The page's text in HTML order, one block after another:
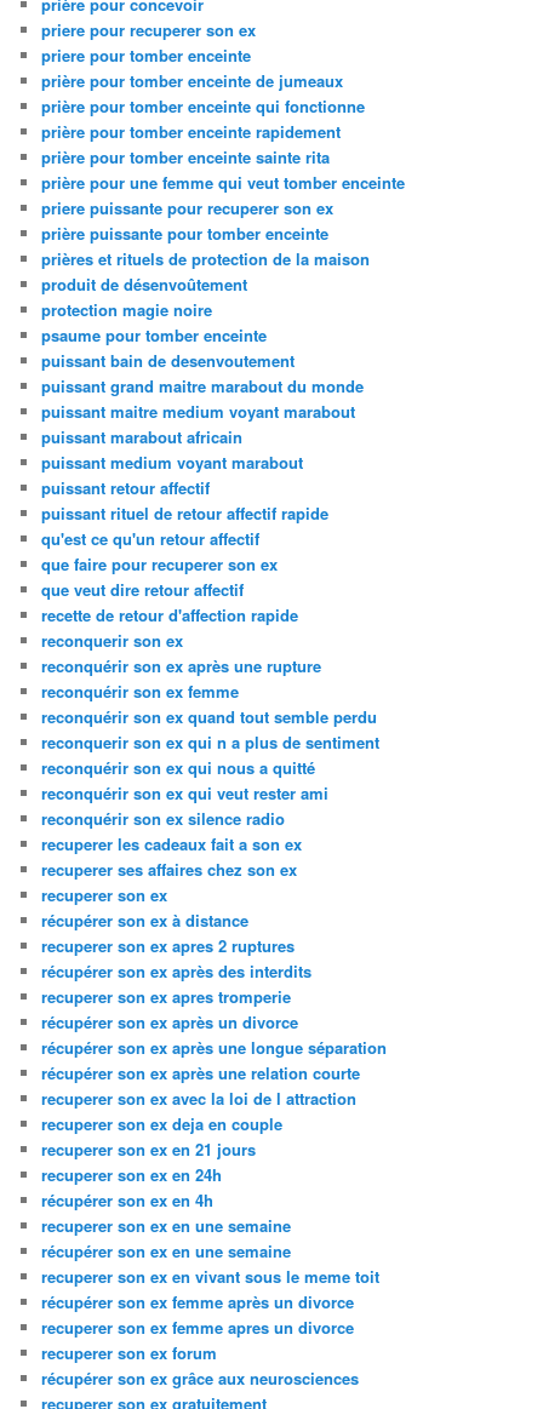
priere pour recuperer son ex
priere pour tomber enceinte
prière pour tomber enceinte de jumeaux
prière pour tomber enceinte qui fonctionne
prière pour tomber enceinte rapidement
prière pour tomber enceinte sainte rita
prière pour une femme qui veut tomber enceinte
priere puissante pour recuperer son ex
prière puissante pour tomber enceinte
prières et rituels de protection de la maison
produit de désenvoûtement
protection magie noire
psaume pour tomber enceinte
puissant bain de desenvoutement
puissant grand maitre marabout du monde
puissant maitre medium voyant marabout
puissant marabout africain
puissant medium voyant marabout
puissant retour affectif
puissant rituel de retour affectif rapide
qu'est ce qu'un retour affectif
que faire pour recuperer son ex
que veut dire retour affectif
recette de retour d'affection rapide
reconquerir son ex
reconquérir son ex après une rupture
reconquérir son ex femme
reconquérir son ex quand tout semble perdu
reconquerir son ex qui n a plus de sentiment
reconquérir son ex qui nous a quitté
reconquérir son ex qui veut rester ami
reconquérir son ex silence radio
recuperer les cadeaux fait a son ex
recuperer ses affaires chez son ex
recuperer son ex
récupérer son ex à distance
recuperer son ex apres 2 ruptures
récupérer son ex après des interdits
recuperer son ex apres tromperie
récupérer son ex après un divorce
récupérer son ex après une longue séparation
récupérer son ex après une relation courte
recuperer son ex avec la loi de l attraction
recuperer son ex deja en couple
recuperer son ex en 21 jours
recuperer son ex en 24h
récupérer son ex en 4h
recuperer son ex en une semaine
récupérer son ex en une semaine
recuperer son ex en vivant sous le meme toit
récupérer son ex femme après un divorce
recuperer son ex femme apres un divorce
recuperer son ex forum
récupérer son ex grâce aux neurosciences
recuperer son ex gratuitement